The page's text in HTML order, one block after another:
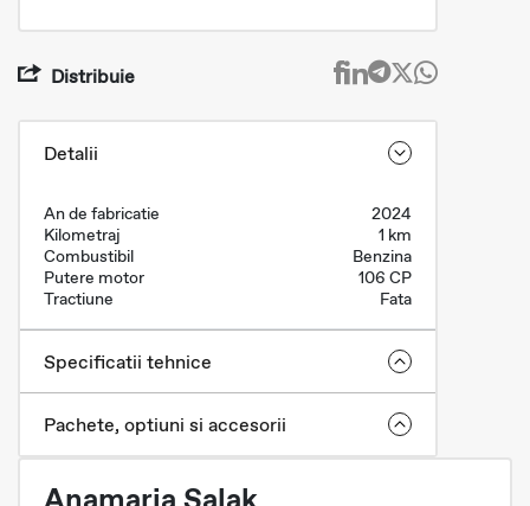
Distribuie
Detalii
An de fabricatie
2024
Kilometraj
1 km
Combustibil
Benzina
Putere motor
106 CP
Tractiune
Fata
Specificatii tehnice
Pachete, optiuni si accesorii